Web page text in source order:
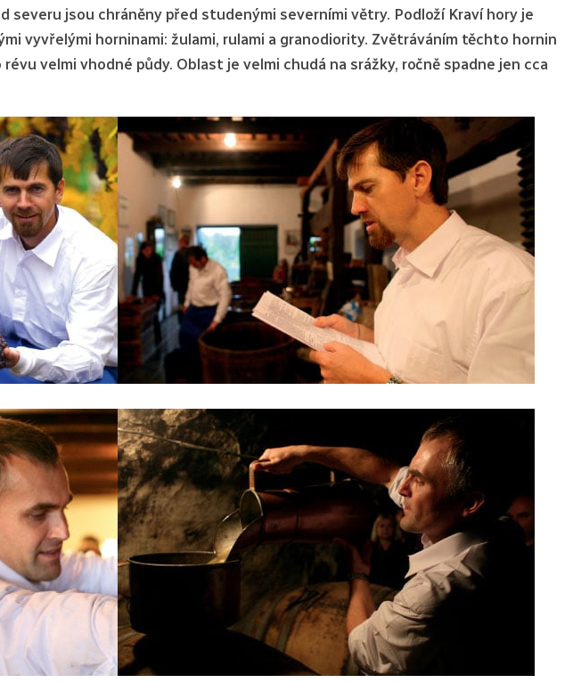
severu jsou chráněny před studenými severními větry. Podloží Kraví hory je
vyvřelými horninami: žulami, rulami a granodiority. Zvětráváním těchto hornin
velmi vhodné půdy. Oblast je velmi chudá na srážky, ročně spadne jen cca